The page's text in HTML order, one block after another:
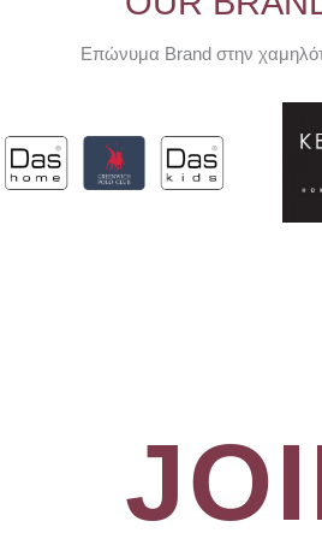
Επώνυμα Brand στην